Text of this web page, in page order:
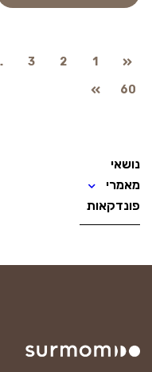
1
2
3
60
נושאי
מאמרי
פונדקאות